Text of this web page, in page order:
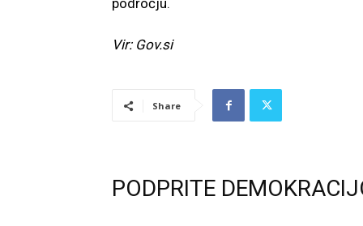
področju.
Vir: Gov.si
Share
PODPRITE